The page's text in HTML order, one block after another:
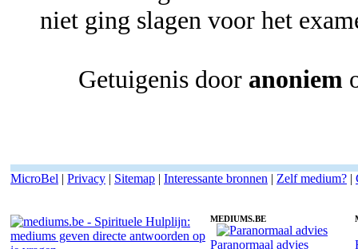
niet ging slagen voor het
Getuigenis door anoniem
MicroBel | Privacy | Sitemap | Interessante bronnen | Zelf medium? |
MEDIUMS.BE
Paranormaal advies